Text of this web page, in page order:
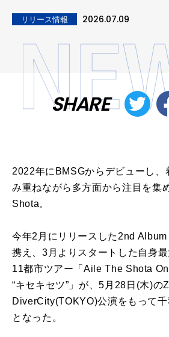
リリース情報 2026.07.09
SHARE
2022年にBMSGからデビューし、
み重ねながら多方面から注目を集
Shota。
今年2月にリリースした2nd
携え、3月よりスタートした自身
11都市ツアー「Aile The Shota
“キセキセツ”」が、5月28日(木)の
DiverCity(TOKYO)公演をもって
となった。